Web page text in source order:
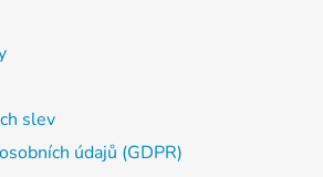
slev
údajů (GDPR)